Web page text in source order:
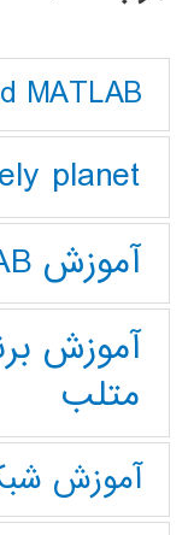
MATLAB
planet
آموزش MATLAB
آموزش
متلب
آموزش